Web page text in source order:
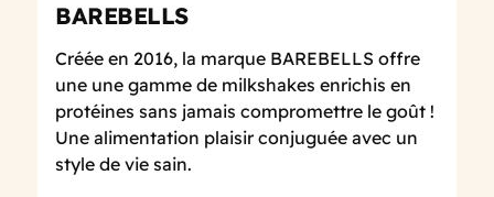
BAREBELLS
Créée en 2016, la marque BAREBELLS offre
une une gamme de milkshakes enrichis en
protéines sans jamais compromettre le goût !
Une alimentation plaisir conjuguée avec un
style de vie sain.